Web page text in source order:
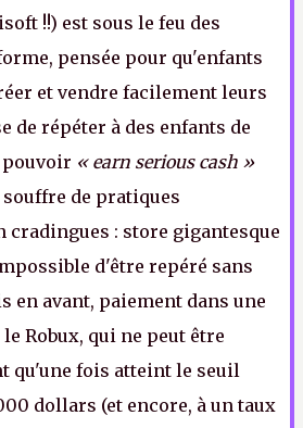
!!) est sous le feu des
pensée pour qu'enfants
et vendre facilement leurs
de répéter à des enfants de
« earn serious cash »
souffre de pratiques
cradingues : store gigantesque
d'être repéré sans
en avant, paiement dans une
Robux, qui ne peut être
qu'une fois atteint le seuil
dollars (et encore, à un taux